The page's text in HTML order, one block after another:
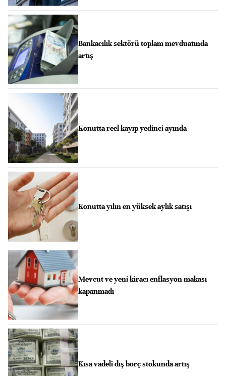
Bankacılık sektörü toplam mevduatında
artış
Konutta reel kayıp yedinci ayında
Konutta yılın en yüksek aylık satışı
Mevcut ve yeni kiracı enflasyon makası
kapanmadı
Kısa vadeli dış borç stokunda artış